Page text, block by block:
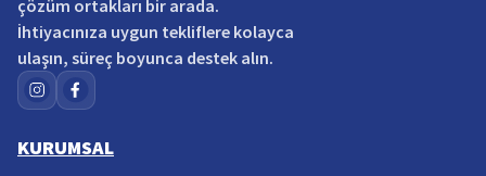
çözüm ortakları bir arada.
İhtiyacınıza uygun tekliflere kolayca
ulaşın, süreç boyunca destek alın.
KURUMSAL